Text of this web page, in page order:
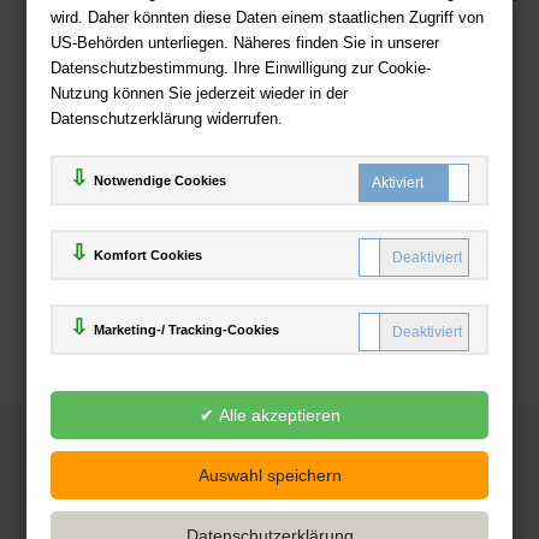
wird. Daher könnten diese Daten einem staatlichen Zugriff von
US-Behörden unterliegen. Näheres finden Sie in unserer
Datenschutzbestimmung. Ihre Einwilligung zur Cookie-
Nutzung können Sie jederzeit wieder in der
Datenschutzerklärung widerrufen.
Notwendige Cookies
Komfort Cookies
Marketing-/ Tracking-Cookies
Zahlweisen
Deutsche-Buchhandlung.de
www.deutsche-buchhandlung.de ist ein Angebot der
Handelsgesellschaft mbH
Powered by Inooga